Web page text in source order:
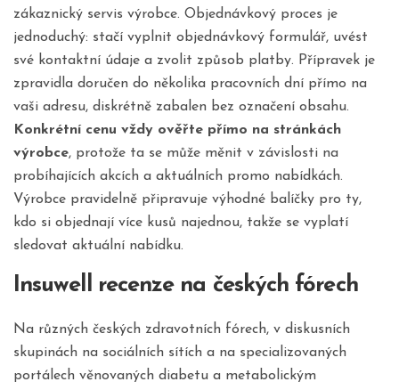
zákaznický servis výrobce. Objednávkový proces je
jednoduchý: stačí vyplnit objednávkový formulář, uvést
své kontaktní údaje a zvolit způsob platby. Přípravek je
zpravidla doručen do několika pracovních dní přímo na
vaši adresu, diskrétně zabalen bez označení obsahu.
Konkrétní cenu vždy ověřte přímo na stránkách
výrobce, protože ta se může měnit v závislosti na
probíhajících akcích a aktuálních promo nabídkách.
Výrobce pravidelně připravuje výhodné balíčky pro ty,
kdo si objednají více kusů najednou, takže se vyplatí
sledovat aktuální nabídku.
Insuwell recenze na českých fórech
Na různých českých zdravotních fórech, v diskusních
skupinách na sociálních sítích a na specializovaných
portálech věnovaných diabetu a metabolickým